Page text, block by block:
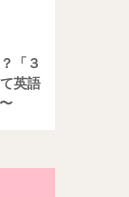
「３
英語